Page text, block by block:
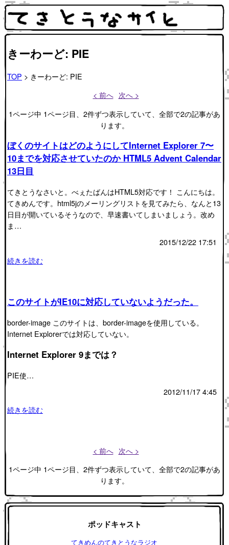
きーわーど: PIE
TOP > きーわーど: PIE
< 前へ 次へ >
1ページ中 1ページ目、2件ずつ表示していて、全部で2の記事があ
ります。
ぼくのサイトはどのようにしてInternet Explorer 7〜
10までを対応させていたのか HTML5 Advent Calendar
13日目
てきとうなさいと。べぇたばんはHTML5対応です！ こんにちは。
てきめんです。html5jのメーリングリストを見てみたら、なんと13
日目が開いているそうなので、早速書いてしまいましょう。改め
ま…
2015/12/22 17:51
続きを読む
このサイトがIE10に対応していないようだった。
border-image このサイトは、border-imageを使用している。
Internet Explorerでは対応していない。
Internet Explorer 9までは？
PIE使…
2012/11/17 4:45
続きを読む
< 前へ 次へ >
1ページ中 1ページ目、2件ずつ表示していて、全部で2の記事があ
ります。
ポッドキャスト
てきめんのてきとうなラジオ